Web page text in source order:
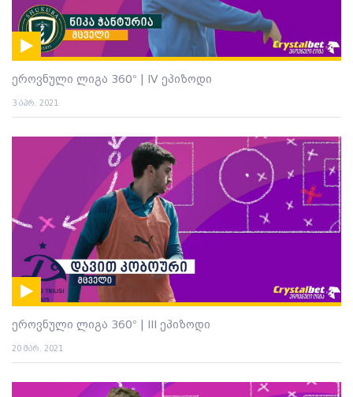
ეროვნული ლიგა 360° | IV ეპიზოდი
3 აპრ. 2021
ეროვნული ლიგა 360° | III ეპიზოდი
20 მარ. 2021